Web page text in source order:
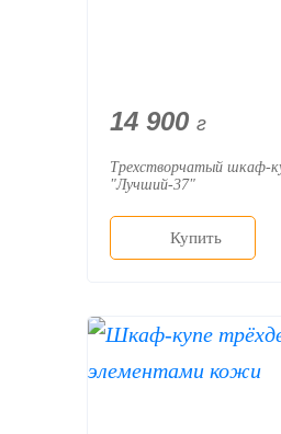
14 900 г
Трехстворчатый шкаф-
"Лучший-37"
Купить